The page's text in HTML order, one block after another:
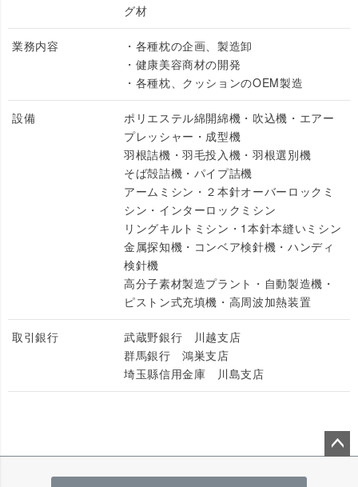
グ材
業務内容
・各種枕の企画、製造卸
・健康美容商材の開発
・各種枕、クッションのOEM製造
設備
ポリエステル綿開綿機・吹込機・エアー
プレッシャー・成型機
羽根詰機・羽毛投入機・羽根選別機
そば殻詰機・パイプ詰機
アームミシン・２本針オーバーロックミ
シン・インターロックミシン
リングキルトミシン・1本針本縫いミシン
金属探知機・コンベア検針機・ハンディ
検針機
高分子素材製造プラント・自動製造機・
ピストン式充填機・高周波加熱装置
取引銀行
武蔵野銀行 川越支店
群馬銀行 鴻巣支店
埼玉縣信用金庫 川島支店